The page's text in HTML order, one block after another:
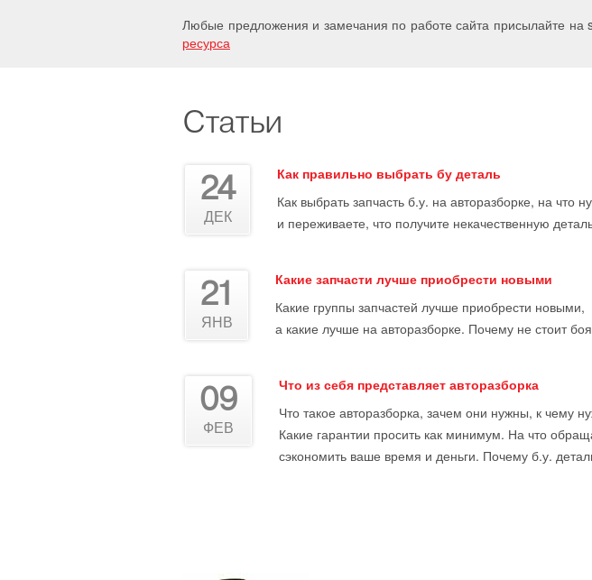
Любые предложения и замечания по работе сайта присылайте на
ресурса
Статьи
24
ДЕК
Как правильно выбрать бу деталь
Как выбрать запчасть б.у. на авторазборке, на что
и переживаете, что получите некачественную
21
ЯНВ
Какие запчасти лучше приобрести новыми
Какие группы запчастей лучше приобрести новыми,
а какие лучше на авторазборке. Почему не стоит
09
ФЕВ
Что из себя представляет авторазборка
Что такое авторазборка, зачем они нужны, к чему
Какие гарантии просить как минимум. На что
сэкономить ваше время и деньги. Почему б.у.